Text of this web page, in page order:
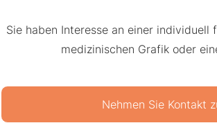
Sie haben Interesse an einer individuell
medizinischen Grafik oder
Nehmen Sie Kontakt